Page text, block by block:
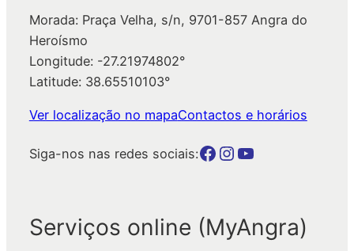
Morada: Praça Velha, s/n, 9701-857 Angra do
Heroísmo
Longitude: -27.21974802°
Latitude: 38.65510103°
Ver localização no mapaContactos e horários
Siga-nos nas redes sociais:Botão para a página da autarquia no Facebook Botão para a página da autarquia no Instagram Botão para a página da autarquia no Youtube
Serviços online (MyAngra)